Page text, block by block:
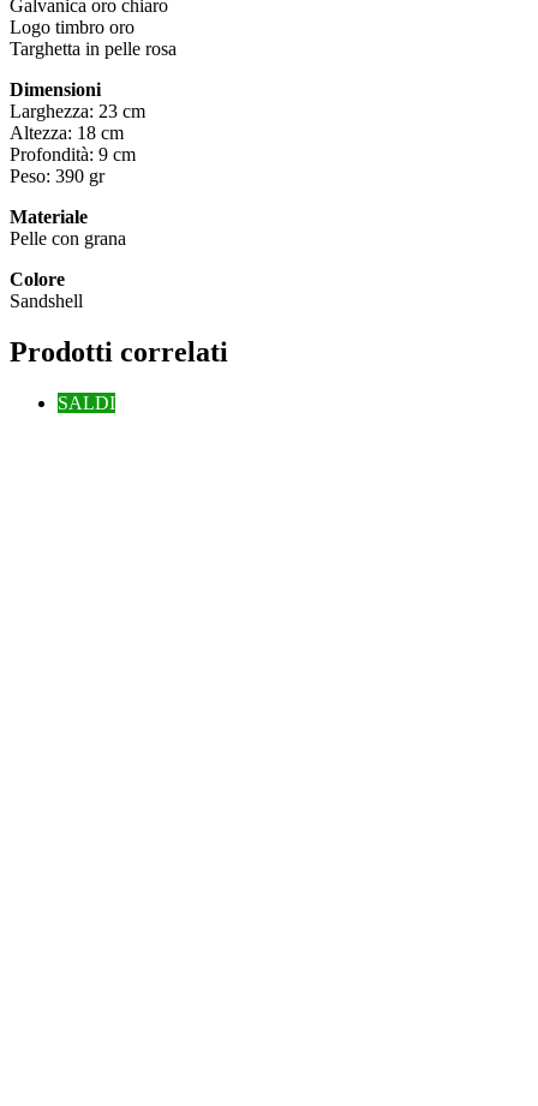
Galvanica oro chiaro
Logo timbro oro
Targhetta in pelle rosa
Dimensioni
Larghezza: 23 cm
Altezza: 18 cm
Profondità: 9 cm
Peso: 390 gr
Materiale
Pelle con grana
Colore
Sandshell
Prodotti correlati
SALDI